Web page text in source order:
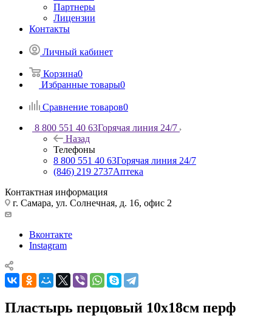
Партнеры
Лицензии
Контакты
Личный кабинет
Корзина0
Избранные товары0
Сравнение товаров0
8 800 551 40 63Горячая линия 24/7
Назад
Телефоны
8 800 551 40 63Горячая линия 24/7
(846) 219 2737Аптека
Контактная информация
г. Самара, ул. Солнечная, д. 16, офис 2
Вконтакте
Instagram
Пластырь перцовый 10х18см перф